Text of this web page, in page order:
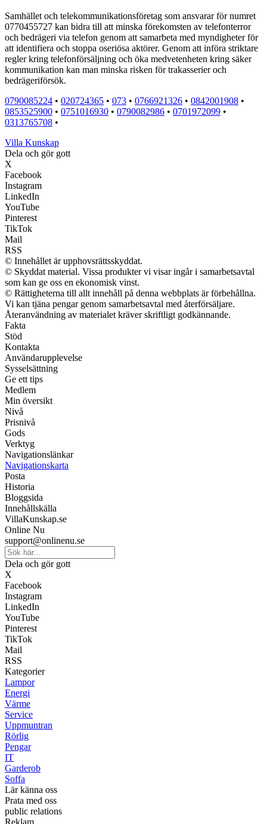
Samhället och telekommunikationsföretag som ansvarar för numret
0770455727 kan bidra till att minska förekomsten av telefonterror
och bedrägeri via telefon genom att samarbeta med myndigheter för
att identifiera och stoppa oseriösa aktörer. Genom att införa striktare
regler kring telefonförsäljning och öka medvetenheten kring säker
kommunikation kan man minska risken för trakasserier och
bedrägeriförsök.
0790085224 • 020724365 • 073 • 0766921326 • 0842001908 •
0853525900 • 0751016930 • 0790082986 • 0701972099 •
0313765708 •
Villa Kunskap
Dela och gör gott
X
Facebook
Instagram
LinkedIn
YouTube
Pinterest
TikTok
Mail
RSS
© Innehållet är upphovsrättsskyddat.
© Skyddat material. Vissa produkter vi visar ingår i samarbetsavtal
som kan ge oss en ekonomisk vinst.
© Rättigheterna till allt innehåll på denna webbplats är förbehållna.
Vi kan tjäna pengar genom samarbetsavtal med återförsäljare.
Återanvändning av materialet kräver skriftligt godkännande.
Fakta
Stöd
Kontakta
Användarupplevelse
Sysselsättning
Ge ett tips
Medlem
Min översikt
Nivå
Prisnivå
Gods
Verktyg
Navigationslänkar
Navigationskarta
Posta
Historia
Bloggsida
Innehållskälla
VillaKunskap.se
Online Nu
support@onlinenu.se
Dela och gör gott
X
Facebook
Instagram
LinkedIn
YouTube
Pinterest
TikTok
Mail
RSS
Kategorier
Lampor
Energi
Värme
Service
Uppmuntran
Rörlig
Pengar
IT
Garderob
Soffa
Lär känna oss
Prata med oss
public relations